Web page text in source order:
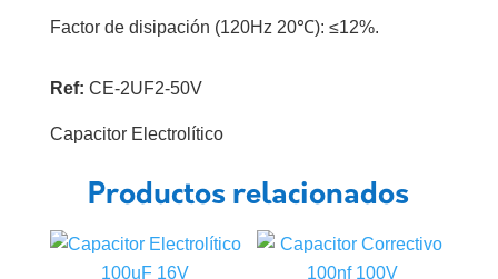
Factor de disipación (120Hz 20℃): ≤12%.
Ref: CE-2UF2-50V
Capacitor Electrolítico
Productos relacionados